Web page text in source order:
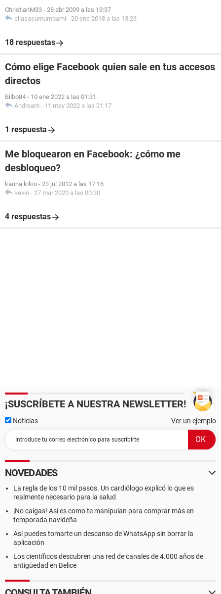
ChristianM33 - 28 abr 2009 a las 19:37
eliasasumumbami - 20 ene 2018 a las 13:23
18 respuestas
Cómo elige Facebook quien sale en tus accesos
directos
Bilbo84 - 10 ene 2022 a las 01:31
Andream - 11 may 2022 a las 21:17
1 respuesta
Me bloquearon en Facebook: ¿cómo me
desbloqueo?
kanna kikio - 23 jul 2012 a las 17:16
kevin - 27 mar 2020 a las 00:30
4 respuestas
¡SUSCRÍBETE A NUESTRA NEWSLETTER!
Noticias Ver un ejemplo
NOVEDADES
La regla de los 10 mil pasos. Un cardiólogo explicó lo que es
realmente necesario para la salud
¡No caigas! Así es como te manipulan para comprar más en
temporada navideña
Así puedes tomarte un descanso de WhatsApp sin borrar la
aplicación
Los científicos descubren una red de canales de 4.000 años de
antigüedad en Belice